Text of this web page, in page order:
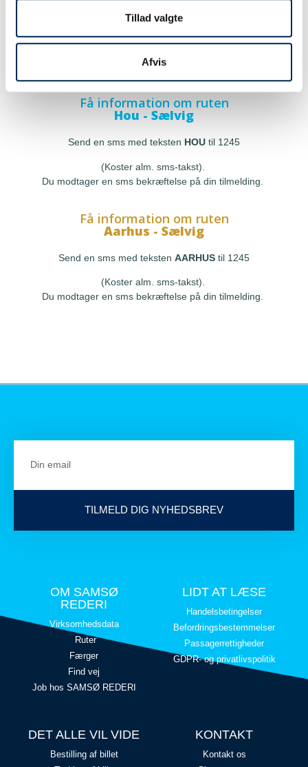
Tillad valgte
Afvis
Få information om ruten
Hou - Sælvig
Send en sms med teksten HOU til 1245
(Koster alm. sms-takst).
Du modtager en sms bekræftelse på din tilmelding.
Få information om ruten
Aarhus - Sælvig
Send en sms med teksten AARHUS til 1245
(Koster alm. sms-takst).
Du modtager en sms bekræftelse på din tilmelding.
TILMELD DIG NYHEDSBREV
OM SAMSØ
REDERI
Virksomhedsdata
Ruter
Færger
Find vej
Job hos SAMSØ REDERI
LIDT AT LÆSE
Handelsbetingelser
Befordringsbestemmelser
Passagerrettigheder
GDPR- og privatlivspolitik
DET ALLE VIL VIDE
Bestilling af billet
KONTAKT
Kontakt os